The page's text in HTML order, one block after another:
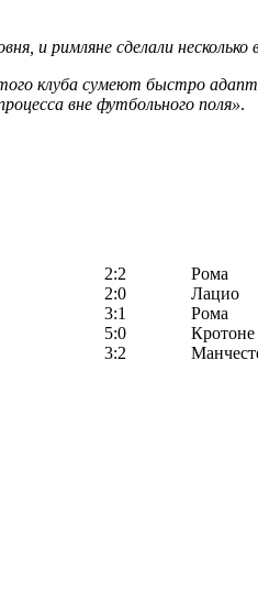
и римляне сделали
клуба сумеют быстро
вне футбольного поля».
2:2
Рома
2:0
Лацио
3:1
Рома
5:0
Кротоне
3:2